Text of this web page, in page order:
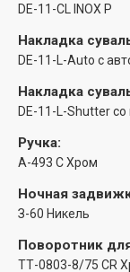
DE-11-CL INOX P
Накладка
DE-11-L-Auto с
Накладка
DE-11-L-Shutter со
Ручка:
A-493 C Хром
Ночная
З-60 Никель
Поворотник
ТТ-0803-8/75 CR